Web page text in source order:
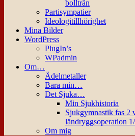
bollträn
Partisympatier
Ideologitillhörighet
Mina Bilder
WordPress
PlugIn’s
WPadmin
Om…
Ädelmetaller
Bara min…
Det Sjuka…
Min Sjukhistoria
Sjukgymnastik fas 2
ländryggsoperation
Om mig